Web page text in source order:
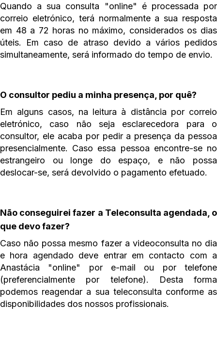
Quando a sua consulta "online" é processada por
correio eletrónico, terá normalmente a sua resposta
em 48 a 72 horas no máximo, considerados os dias
úteis. Em caso de atraso devido a vários pedidos
simultaneamente, será informado do tempo de envio.
O consultor pediu a minha presença, por quê?
Em alguns casos, na leitura à distância por correio
eletrónico, caso não seja esclarecedora para o
consultor, ele acaba por pedir a presença da pessoa
presencialmente. Caso essa pessoa encontre-se no
estrangeiro ou longe do espaço, e não possa
deslocar-se, será devolvido o pagamento efetuado.
Não conseguirei fazer a Teleconsulta agendada, o
que devo fazer?
Caso não possa mesmo fazer a videoconsulta no dia
e hora agendado deve entrar em contacto com a
Anastácia "online" por e-mail ou por telefone
(preferencialmente por telefone). Desta forma
podemos reagendar a sua teleconsulta conforme as
disponibilidades dos nossos profissionais.